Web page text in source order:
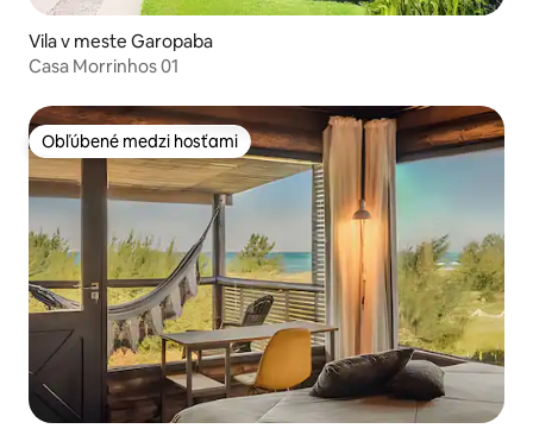
Vila v meste Garopaba
Casa Morrinhos 01
Obľúbené medzi hosťami
Obľúbené medzi hosťami